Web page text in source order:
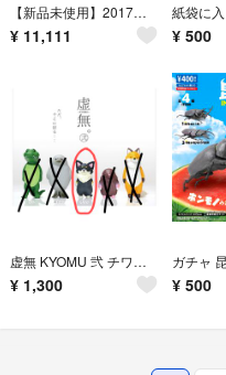
【新品未使用】2017年度版 日本橋アイコンモデル リカちゃん
¥ 11,111 ¥ 500
虚無 KYOMU 弐 チワワ ガチャガチャ
¥ 1,300 ¥ 500